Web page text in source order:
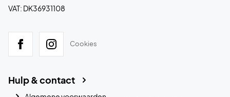
VAT: DK36931108
Cookies
Hulp & contact